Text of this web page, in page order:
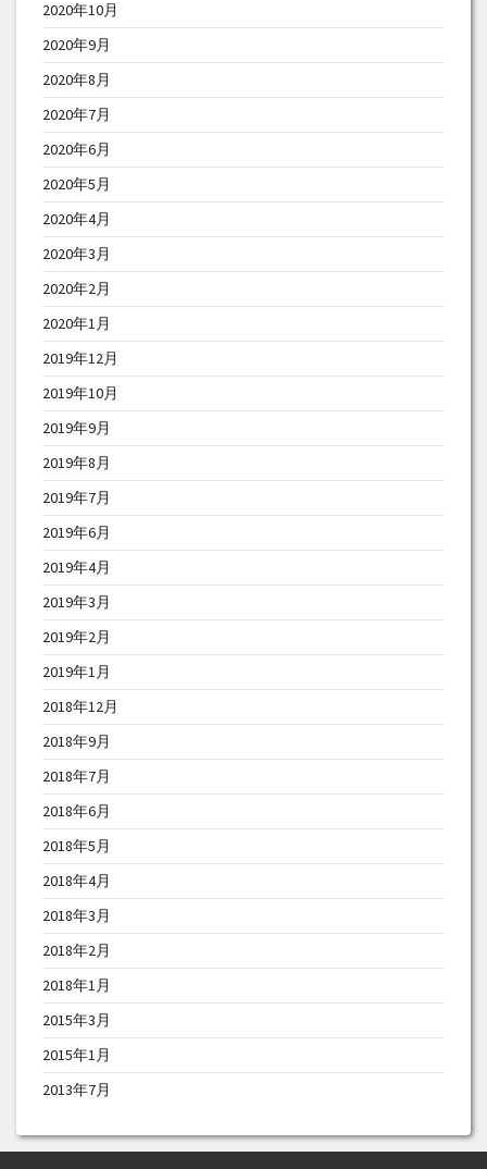
2020年10月
2020年9月
2020年8月
2020年7月
2020年6月
2020年5月
2020年4月
2020年3月
2020年2月
2020年1月
2019年12月
2019年10月
2019年9月
2019年8月
2019年7月
2019年6月
2019年4月
2019年3月
2019年2月
2019年1月
2018年12月
2018年9月
2018年7月
2018年6月
2018年5月
2018年4月
2018年3月
2018年2月
2018年1月
2015年3月
2015年1月
2013年7月